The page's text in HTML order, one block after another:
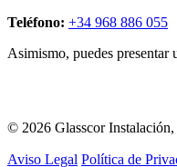
Teléfono: +34 968 886 055
Asimismo, puedes presentar
© 2026 Glasscor
Aviso Legal Política de